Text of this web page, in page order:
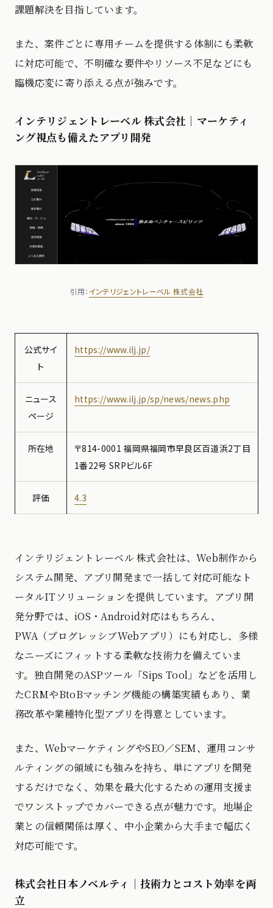
課題解決を目指しています。
また、案件ごとに専用チームを提供する体制にも柔軟
に対応可能で、不明確な要件やリソース不足などにも
臨機応変に寄り添える点が強みです。
インテリジェントレーベル 株式会社｜マーケティ
ング視点も備えたアプリ開発
引用： インテリジェントレーベル 株式会社
公式サイ
ト
https://www.ilj.jp/
ニュース
ページ
https://www.ilj.jp/sp/news/news.php
所在地
〒814-0001 福岡県福岡市早良区百道浜2丁目
1番22号 SRPビル6F
評価 4.3
インテリジェントレーベル 株式会社は、Web制作から
システム開発、アプリ開発まで一括して対応可能なト
ータルITソリューションを提供しています。アプリ開
発分野では、iOS・Android対応はもちろん、
PWA（プログレッシブWebアプリ）にも対応し、多様
なニーズにフィットする柔軟な技術力を備えていま
す。独自開発のASPツール「Sips Tool」などを活用し
たCRMやBtoBマッチング機能の構築実績もあり、業
務改革や業種特化型アプリを得意としています。
また、WebマーケティングやSEO／SEM、運用コンサ
ルティングの領域にも強みを持ち、単にアプリを開発
するだけでなく、効果を最大化するための運用支援ま
でワンストップでカバーできる点が魅力です。地場企
業との信頼関係は厚く、中小企業から大手まで幅広く
対応可能です。
株式会社日本ノベルティ｜技術力とコスト効率を両
立